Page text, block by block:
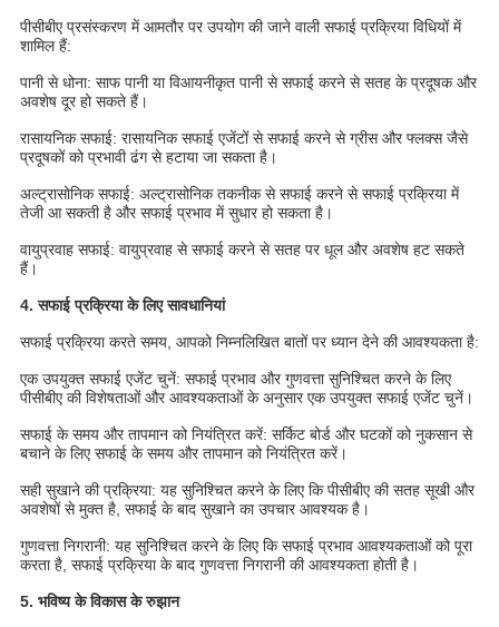
पीसीबीए प्रसंस्करण में आमतौर पर उपयोग की जाने वाली सफाई प्रक्रिया विधियों में
शामिल हैं:
पानी से धोना: साफ पानी या विआयनीकृत पानी से सफाई करने से सतह के प्रदूषक और
अवशेष दूर हो सकते हैं।
रासायनिक सफाई: रासायनिक सफाई एजेंटों से सफाई करने से ग्रीस और फ्लक्स जैसे
प्रदूषकों को प्रभावी ढंग से हटाया जा सकता है।
अल्ट्रासोनिक सफाई: अल्ट्रासोनिक तकनीक से सफाई करने से सफाई प्रक्रिया में
तेजी आ सकती है और सफाई प्रभाव में सुधार हो सकता है।
वायुप्रवाह सफाई: वायुप्रवाह से सफाई करने से सतह पर धूल और अवशेष हट सकते
हैं।
4. सफाई प्रक्रिया के लिए सावधानियां
सफाई प्रक्रिया करते समय, आपको निम्नलिखित बातों पर ध्यान देने की आवश्यकता है:
एक उपयुक्त सफाई एजेंट चुनें: सफाई प्रभाव और गुणवत्ता सुनिश्चित करने के लिए
पीसीबीए की विशेषताओं और आवश्यकताओं के अनुसार एक उपयुक्त सफाई एजेंट चुनें।
सफाई के समय और तापमान को नियंत्रित करें: सर्किट बोर्ड और घटकों को नुकसान से
बचाने के लिए सफाई के समय और तापमान को नियंत्रित करें।
सही सुखाने की प्रक्रिया: यह सुनिश्चित करने के लिए कि पीसीबीए की सतह सूखी और
अवशेषों से मुक्त है, सफाई के बाद सुखाने का उपचार आवश्यक है।
गुणवत्ता निगरानी: यह सुनिश्चित करने के लिए कि सफाई प्रभाव आवश्यकताओं को पूरा
करता है, सफाई प्रक्रिया के बाद गुणवत्ता निगरानी की आवश्यकता होती है।
5. भविष्य के विकास के रुझान